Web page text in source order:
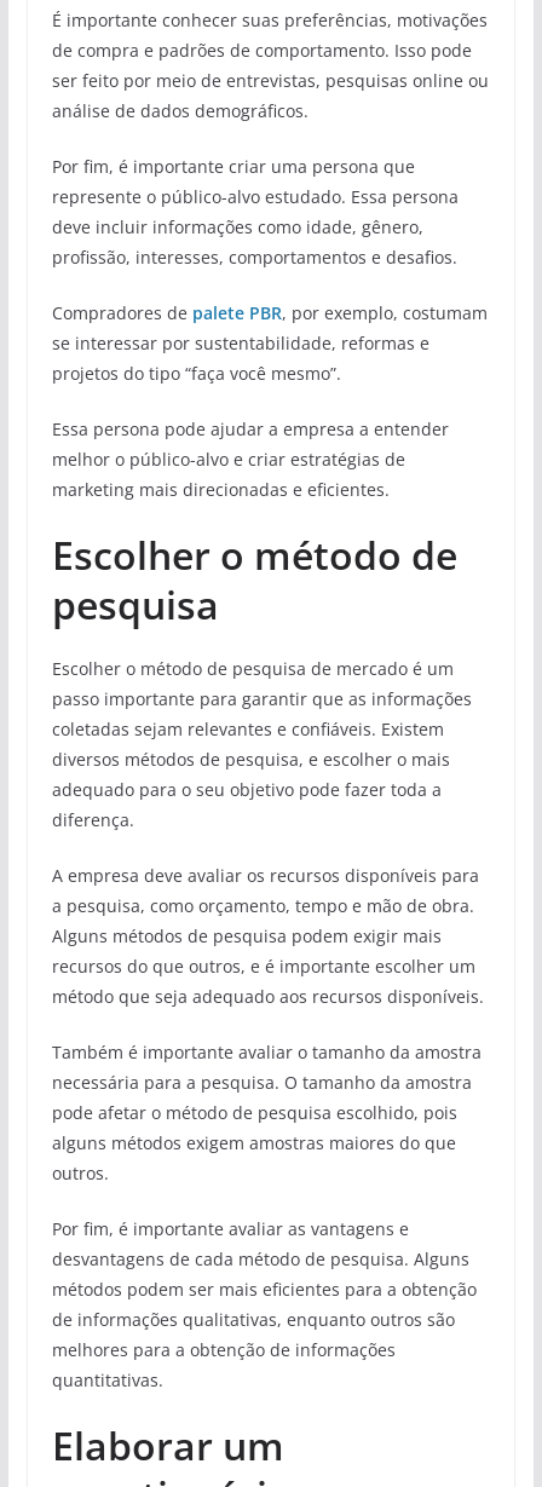
É importante conhecer suas preferências, motivações
de compra e padrões de comportamento. Isso pode
ser feito por meio de entrevistas, pesquisas online ou
análise de dados demográficos.
Por fim, é importante criar uma persona que
represente o público-alvo estudado. Essa persona
deve incluir informações como idade, gênero,
profissão, interesses, comportamentos e desafios.
Compradores de palete PBR, por exemplo, costumam
se interessar por sustentabilidade, reformas e
projetos do tipo “faça você mesmo”.
Essa persona pode ajudar a empresa a entender
melhor o público-alvo e criar estratégias de
marketing mais direcionadas e eficientes.
Escolher o método de
pesquisa
Escolher o método de pesquisa de mercado é um
passo importante para garantir que as informações
coletadas sejam relevantes e confiáveis. Existem
diversos métodos de pesquisa, e escolher o mais
adequado para o seu objetivo pode fazer toda a
diferença.
A empresa deve avaliar os recursos disponíveis para
a pesquisa, como orçamento, tempo e mão de obra.
Alguns métodos de pesquisa podem exigir mais
recursos do que outros, e é importante escolher um
método que seja adequado aos recursos disponíveis.
Também é importante avaliar o tamanho da amostra
necessária para a pesquisa. O tamanho da amostra
pode afetar o método de pesquisa escolhido, pois
alguns métodos exigem amostras maiores do que
outros.
Por fim, é importante avaliar as vantagens e
desvantagens de cada método de pesquisa. Alguns
métodos podem ser mais eficientes para a obtenção
de informações qualitativas, enquanto outros são
melhores para a obtenção de informações
quantitativas.
Elaborar um